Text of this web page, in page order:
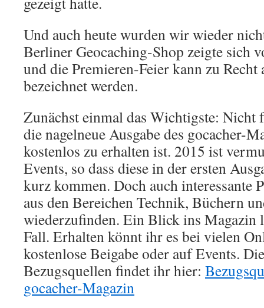
Und auch heute wurden wir wieder
Berliner Geocaching-Shop zeigte sich
und die Premieren-Feier kann zu
bezeichnet werden.
Zunächst einmal das Wichtigste:
die nagelneue Ausgabe des gocacher-
kostenlos zu erhalten ist. 2015 ist
Events, so dass diese in der ersten
kurz kommen. Doch auch interessante
aus den Bereichen Technik, Büchern
wiederzufinden. Ein Blick ins Magazin
Fall. Erhalten könnt ihr es bei vielen
kostenlose Beigabe oder auf Events.
Bezugsquellen findet ihr hier:
gocacher-Magazin